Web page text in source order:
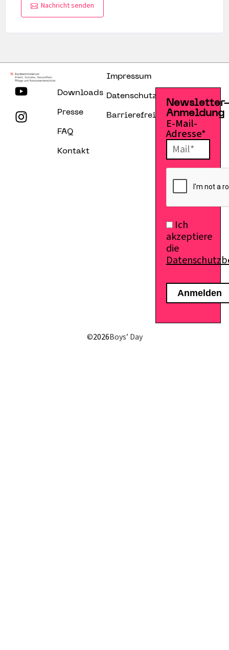
Nachricht senden
Downloads
Presse
FAQ
Kontakt
Impressum
Datenschutzerklärung
Barrierefreiheitserklärung
Anmeldung
E-Mail-
Adresse*
Ich
akzeptiere
die
©2026Boys’ Day